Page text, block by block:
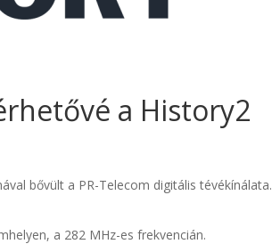
a History2
bővült a PR-Telecom digitális tévékínálata.
a 282 MHz-es frekvencián.